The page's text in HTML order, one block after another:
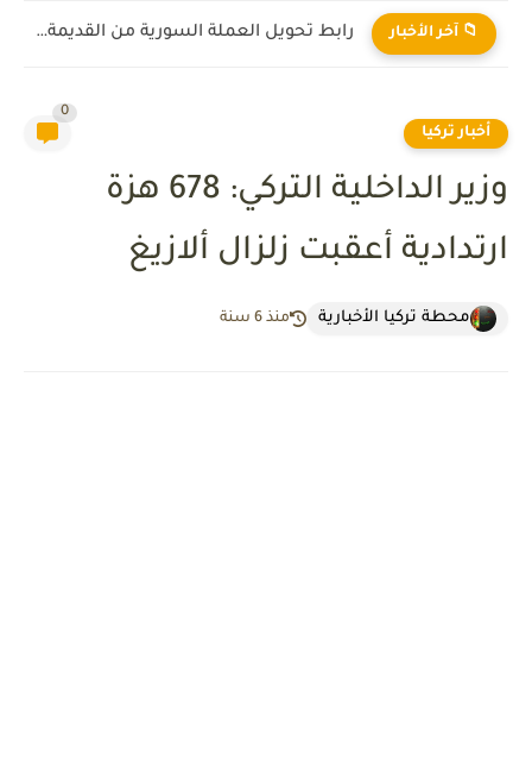
📁 آخر الأخبار رابط تحويل العملة السورية من القديمة إلى الجديدة 2026
أخبار تركيا
0
وزير الداخلية التركي: 678 هزة
ارتدادية أعقبت زلزال ألازيغ
محطة تركيا الأخبارية منذ 6 سنة